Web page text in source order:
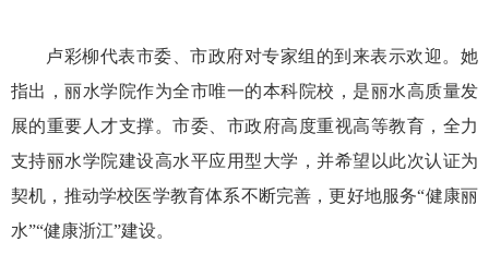
卢彩柳代表市委、市政府对专家组的到来表示欢迎。她
指出，丽水学院作为全市唯一的本科院校，是丽水高质量发
展的重要人才支撑。市委、市政府高度重视高等教育，全力
支持丽水学院建设高水平应用型大学，并希望以此次认证为
契机，推动学校医学教育体系不断完善，更好地服务“健康丽
水”“健康浙江”建设。